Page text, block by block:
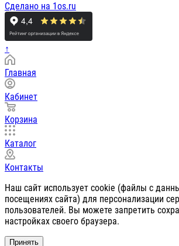
Сделано на 1os.ru
↑
Главная
Кабинет
Корзина
Каталог
Контакты
Наш сайт использует cookie (файлы с
посещениях сайта) для персонализации
пользователей. Вы можете запретить
настройках своего браузера.
Принять